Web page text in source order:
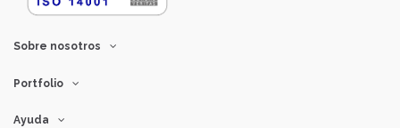
Sobre nosotros
Portfolio
Ayuda